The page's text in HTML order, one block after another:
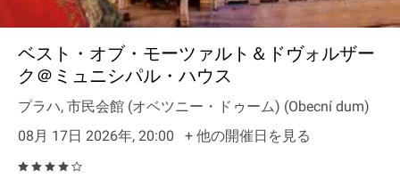
ベスト・オブ・モーツァルト＆ドヴォルザー
ク＠ミュニシパル・ハウス
プラハ, 市民会館 (オベツニー・ドゥーム) (Obecní dum)
08月 17日 2026年, 20:00
+ 他の開催日を見る